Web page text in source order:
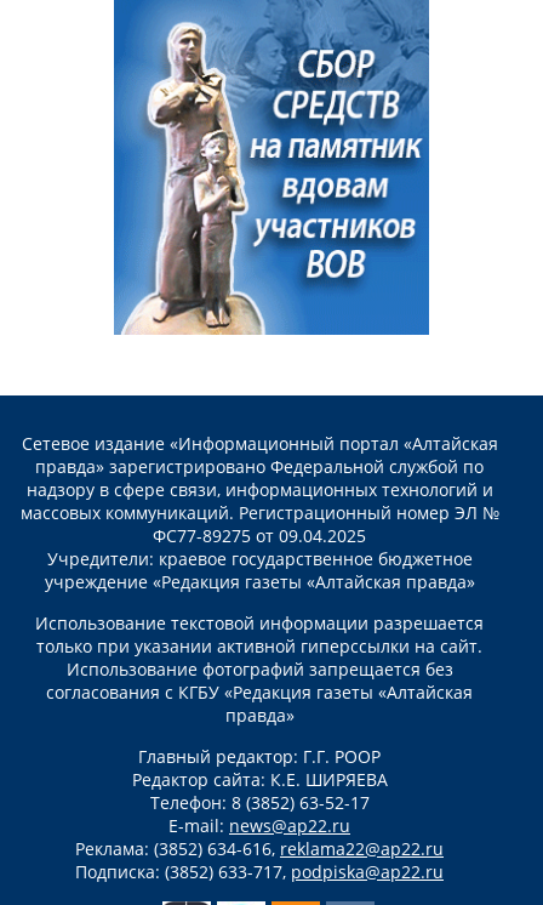
Сетевое издание «Информационный портал «Алтайская
правда» зарегистрировано Федеральной службой по
надзору в сфере связи, информационных технологий и
массовых коммуникаций. Регистрационный номер ЭЛ №
ФС77-89275 от 09.04.2025
Учредители: краевое государственное бюджетное
учреждение «Редакция газеты «Алтайская правда»
Использование текстовой информации разрешается
только при указании активной гиперссылки на сайт.
Использование фотографий запрещается без
согласования с КГБУ «Редакция газеты «Алтайская
правда»
Главный редактор: Г.Г. РООР
Редактор сайта: К.Е. ШИРЯЕВА
Телефон: 8 (3852) 63-52-17
E-mail: news@ap22.ru
Реклама: (3852) 634-616, reklama22@ap22.ru
Подписка: (3852) 633-717, podpiska@ap22.ru